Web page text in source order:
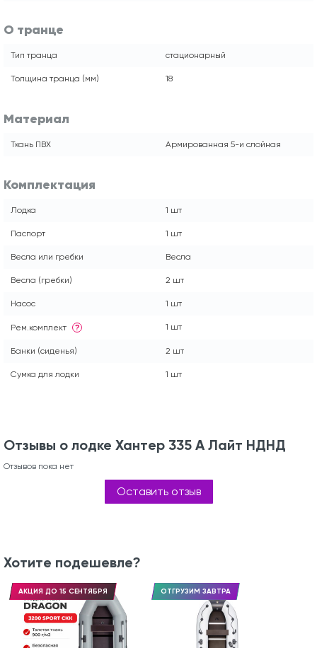
О транце
Тип транца стационарный
Толщина транца (мм) 18
Материал
Ткань ПВХ Армированная 5-и слойная
Комплектация
Лодка 1 шт
Паспорт 1 шт
Весла или гребки Весла
Весла (гребки) 2 шт
Насос 1 шт
Рем.комплект ? 1 шт
Банки (сиденья) 2 шт
Сумка для лодки 1 шт
Отзывы о лодке Хантер 335 А Лайт НДНД
Отзывов пока нет
Оставить отзыв
Хотите подешевле?
АКЦИЯ ДО 15 СЕНТЯБРЯ ОТГРУЗИМ ЗАВТРА